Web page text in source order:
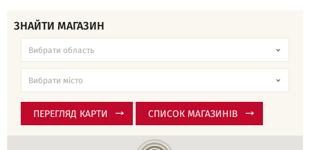
ЗНАЙТИ МАГАЗИН
ПЕРЕГЛЯД КАРТИ СПИСОК МАГАЗИНІВ